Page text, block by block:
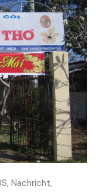
,Nachricht,